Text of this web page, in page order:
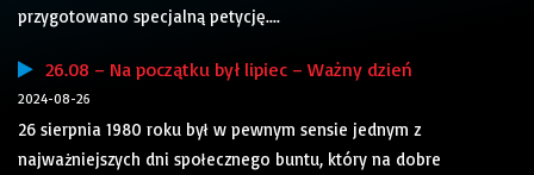
przygotowano specjalną petycję....
26.08 – Na początku był lipiec – Ważny dzień
2024-08-26
26 sierpnia 1980 roku był w pewnym sensie jednym z
najważniejszych dni społecznego buntu, który na dobre